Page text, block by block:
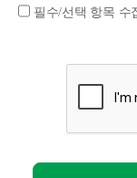
필수/선택 항목 수